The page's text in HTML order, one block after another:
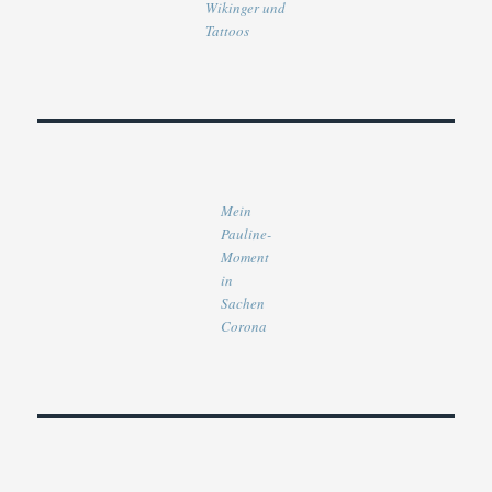
Wikinger und
Tattoos
Mein
Pauline-
Moment
in
Sachen
Corona